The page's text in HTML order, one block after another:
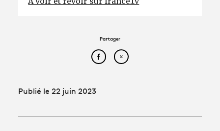
Partager
Partager cet article sur
Partager cet article sur
Publié le 22 juin 2023